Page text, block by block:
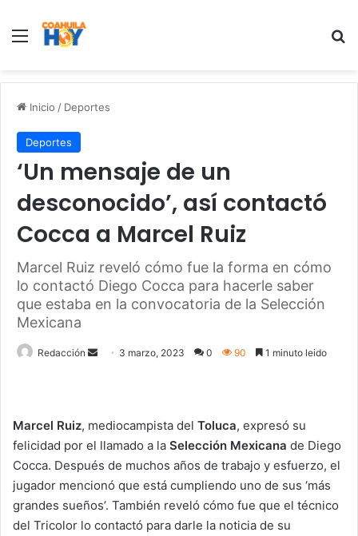
Menu
Inicio / Deportes
Deportes
‘Un mensaje de un
desconocido’, así contactó
Cocca a Marcel Ruiz
Marcel Ruiz reveló cómo fue la forma en cómo
lo contactó Diego Cocca para hacerle saber
que estaba en la convocatoria de la Selección
Mexicana
Redacción
a
n
e
m
a
i
3 marzo, 2023 0 90 1 minuto leido
Marcel Ruiz, mediocampista del Toluca, expresó su
felicidad por el llamado a la Selección Mexicana de Diego
Cocca. Después de muchos años de trabajo y esfuerzo, el
jugador mencionó que está cumpliendo uno de sus ‘más
grandes sueños’. También reveló cómo fue que el técnico
del Tricolor lo contactó para darle la noticia de su